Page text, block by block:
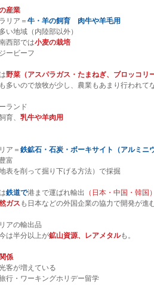
産業
リア＝ 牛・羊の飼育　肉牛や羊毛用
地域（内陸部以外）
部では小麦の栽培
ビーフ
野菜（アスパラガス・たまねぎ、ブロッコリー
多いので放牧が少し、農業もあまり行われて
ランド
育、 乳牛や羊肉用
ア＝ 鉄鉱石・石炭・ボーキサイト（アルミニ
富
地表を削って掘り下げる方法）で採掘
鉄道で港まで運ばれ輸出
（日本・中国・韓国）
ガス も日本などの外国企業の協力で開発が進む
アの輸出品
は半分以上が鉱山資源、レアメタルも。
係
客が増えている
行・ワーキングホリデー留学